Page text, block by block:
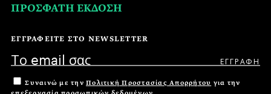
ΠΡΟΣΦΑΤΗ ΕΚΔΟΣΗ
ΕΓΓΡΑΦΕΙΤΕ ΣΤΟ NEWSLETTER
Συναινώ με την Πολιτική Προστασίας Απορρήτου για την